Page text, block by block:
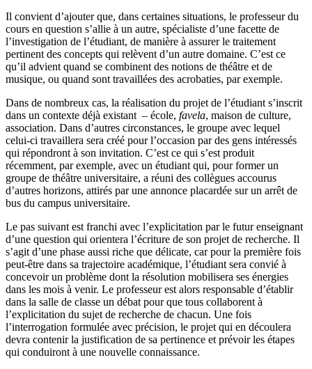
Il convient d’ajouter que, dans certaines situations, le professeur du
cours en question s’allie à un autre, spécialiste d’une facette de
l’investigation de l’étudiant, de manière à assurer le traitement
pertinent des concepts qui relèvent d’un autre domaine. C’est ce
qu’il advient quand se combinent des notions de théâtre et de
musique, ou quand sont travaillées des acrobaties, par exemple.
Dans de nombreux cas, la réalisation du projet de l’étudiant s’inscrit
dans un contexte déjà existant – école, favela, maison de culture,
association. Dans d’autres circonstances, le groupe avec lequel
celui-ci travaillera sera créé pour l’occasion par des gens intéressés
qui répondront à son invitation. C’est ce qui s’est produit
récemment, par exemple, avec un étudiant qui, pour former un
groupe de théâtre universitaire, a réuni des collègues accourus
d’autres horizons, attirés par une annonce placardée sur un arrêt de
bus du campus universitaire.
Le pas suivant est franchi avec l’explicitation par le futur enseignant
d’une question qui orientera l’écriture de son projet de recherche. Il
s’agit d’une phase aussi riche que délicate, car pour la première fois
peut-être dans sa trajectoire académique, l’étudiant sera convié à
concevoir un problème dont la résolution mobilisera ses énergies
dans les mois à venir. Le professeur est alors responsable d’établir
dans la salle de classe un débat pour que tous collaborent à
l’explicitation du sujet de recherche de chacun. Une fois
l’interrogation formulée avec précision, le projet qui en découlera
devra contenir la justification de sa pertinence et prévoir les étapes
qui conduiront à une nouvelle connaissance.